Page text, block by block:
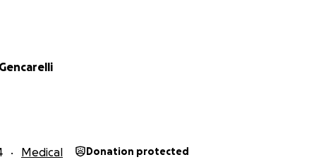
Medical Donation protected